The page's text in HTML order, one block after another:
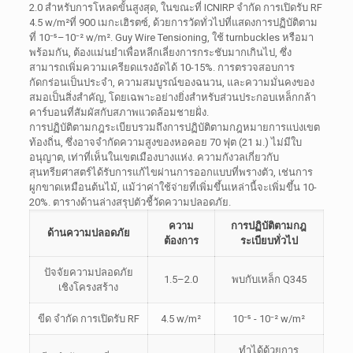
2.0 สำหรับการโหลดขั้นสูงสุด, ในขณะที่ ICNIRP จำกัด การเปิดรับ RF
4.5 w/m²ที่ 900 เมกะเฮิรตซ์, ด้วยการวัดทั่วไปที่แสดงการปฏิบัติตาม
ที่ 10⁻⁵–10⁻² w/m². Guy Wire Tensioning, ใช้ turnbuckles หรือมา
พร้อมกัน, ต้องแม่นยำเพื่อหลีกเลี่ยงการกระชับมากเกินไป, ซึ่ง
สามารถเพิ่มความเครียดแรงอัดได้ 10-15%. การตรวจสอบการ
กัดกร่อนเป็นประจำ, ความสมบูรณ์ของฉนวน, และความมั่นคงของ
สมอเป็นสิ่งสำคัญ, โดยเฉพาะอย่างยิ่งสำหรับส่วนประกอบเหล็กกล้า
คาร์บอนที่สัมผัสกับสภาพแวดล้อมชายฝั่ง.
การปฏิบัติตามกฎระเบียบรวมถึงการปฏิบัติตามกฎหมายการแบ่งเขต
ท้องถิ่น, ซึ่งอาจจำกัดความสูงของหอคอย 70 ฟุต (21 ม.) ไม่มีใบ
อนุญาต, เท่าที่เห็นในเขตเมืองบางแห่ง. ความกังวลเกี่ยวกับ
สุนทรียศาสตร์ได้รับการแก้ไขผ่านการออกแบบที่พรางตัว, เช่นการ
ผูกขาดเหมือนต้นไม้, แม้ว่าค่าใช้จ่ายที่เพิ่มขึ้นเหล่านี้จะเพิ่มขึ้น 10-
20%. ตารางด้านล่างสรุปตัวชี้วัดความปลอดภัย.
ด้านความปลอดภัย
ความ
ต้องการ
การปฏิบัติตามกฎ
ระเบียบทั่วไป
ปัจจัยความปลอดภัย
เชิงโครงสร้าง
1.5–2.0 พบกับเหล็ก Q345
ขีด จำกัด การเปิดรับ RF 4.5 w/m² 10⁻⁵ - 10⁻² w/m²
ทำได้ด้วยการ